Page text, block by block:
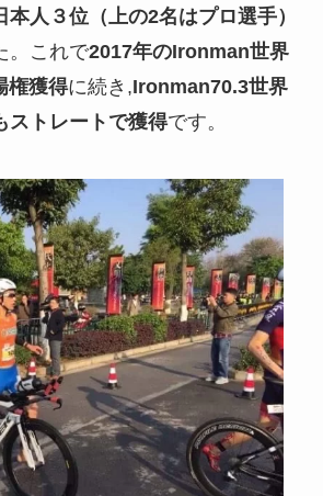
本人３位（上の2名はプロ選手）
。これで2017年のIronman世界
権獲得に続き,Ironman70.3世界
ストレートで獲得です。